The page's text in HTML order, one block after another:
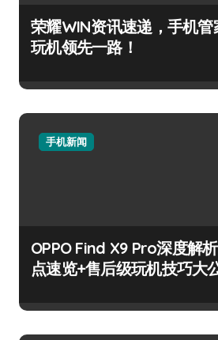
荣耀WIN资讯速递，手机管
玩机领先一路！
手机新闻
OPPO Find X9 Pro深度解
点速览+售后级玩机技巧大